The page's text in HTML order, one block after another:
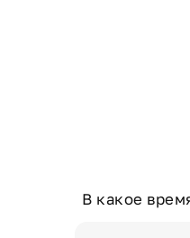
В какое